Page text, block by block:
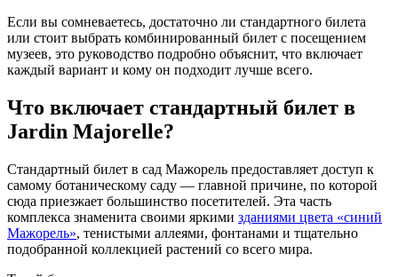
Если вы сомневаетесь, достаточно ли стандартного билета
или стоит выбрать комбинированный билет с посещением
музеев, это руководство подробно объяснит, что включает
каждый вариант и кому он подходит лучше всего.
Что включает стандартный билет в
Jardin Majorelle?
Стандартный билет в сад Мажорель предоставляет доступ к
самому ботаническому саду — главной причине, по которой
сюда приезжает большинство посетителей. Эта часть
комплекса знаменита своими яркими зданиями цвета «синий
Мажорель», тенистыми аллеями, фонтанами и тщательно
подобранной коллекцией растений со всего мира.